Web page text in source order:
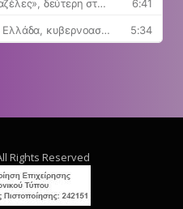
Rights Reserved